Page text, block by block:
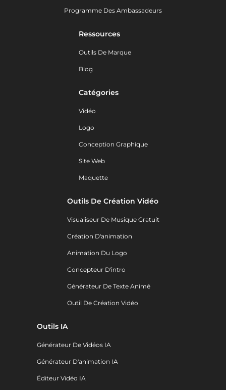
Programme Des Ambassadeurs
Ressources
Outils De Marque
Blog
Catégories
Vidéo
Logo
Conception Graphique
Site Web
Maquette
Outils De Création Vidéo
Visualiseur De Musique Gratuit
Création D'animation
Animation Du Logo
Concepteur D'intro
Générateur De Texte Animé
Outil De Création Vidéo
Outils IA
Générateur De Vidéos IA
Générateur D'animation IA
Éditeur Vidéo IA